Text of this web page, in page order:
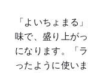
「よいちょまる
味で、盛り上が
になります。「
ったように使い